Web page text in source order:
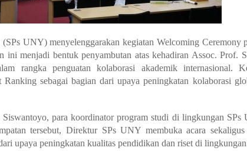
UNY) menyelenggarakan kegiatan Welcoming Ceremony
menjadi bentuk penyambutan atas kehadiran Assoc. Prof.
rangka penguatan kolaborasi akademik internasional.
sebagai bagian dari upaya peningkatan kolaborasi
para koordinator program studi di lingkungan SPs
tersebut, Direktur SPs UNY membuka acara sekaligus
upaya peningkatan kualitas pendidikan dan riset di lingkungan